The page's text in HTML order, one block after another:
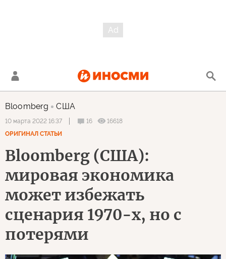
Bloomberg США
10 марта 2022 16:37 16
16618
ОРИГИНАЛ СТАТЬИ
Bloomberg (США):
мировая экономика
может избежать
сценария 1970-х, но с
потерями